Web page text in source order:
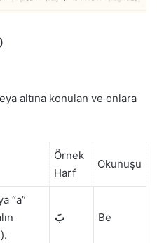
altına konulan ve onlara
Örnek
Harf
Okunuşu
“a”
بَ Be